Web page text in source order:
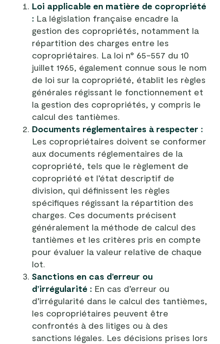
Loi applicable en matière de copropriété
: La législation française encadre la
gestion des copropriétés, notamment la
répartition des charges entre les
copropriétaires. La loi n° 65-557 du 10
juillet 1965, également connue sous le nom
de loi sur la copropriété, établit les règles
générales régissant le fonctionnement et
la gestion des copropriétés, y compris le
calcul des tantièmes.
Documents réglementaires à respecter :
Les copropriétaires doivent se conformer
aux documents réglementaires de la
copropriété, tels que le règlement de
copropriété et l’état descriptif de
division, qui définissent les règles
spécifiques régissant la répartition des
charges. Ces documents précisent
généralement la méthode de calcul des
tantièmes et les critères pris en compte
pour évaluer la valeur relative de chaque
lot.
Sanctions en cas d’erreur ou
d’irrégularité : En cas d’erreur ou
d’irrégularité dans le calcul des tantièmes,
les copropriétaires peuvent être
confrontés à des litiges ou à des
sanctions légales. Les décisions prises lors